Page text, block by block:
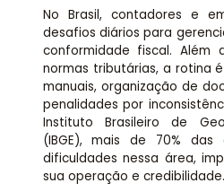
No Brasil, contadores e
desafios diários para
conformidade fiscal. Além
normas tributárias, a rotina
manuais, organização de
penalidades por
Instituto Brasileiro de
(IBGE), mais de 70% das
dificuldades nessa área,
sua operação e credibilidade.